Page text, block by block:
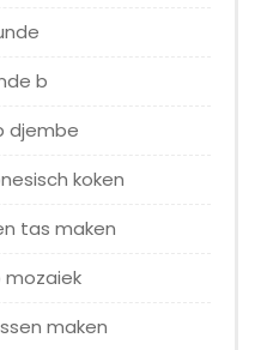
b
djembe
koken
tas maken
mozaiek
maken